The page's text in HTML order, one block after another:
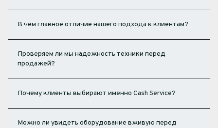
В чем главное отличие нашего подхода к клиентам?
Проверяем ли мы надежность техники перед
продажей?
Почему клиенты выбирают именно Cash Service?
Можно ли увидеть оборудование вживую перед